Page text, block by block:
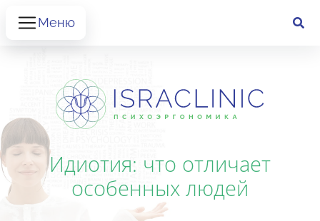
Меню
Идиотия: что отличает
особенных людей